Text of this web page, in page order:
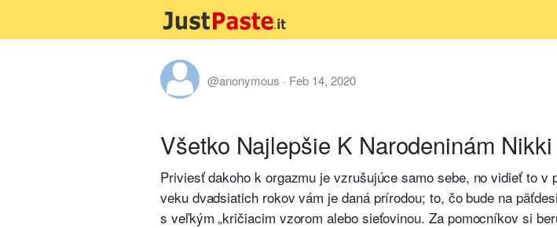
@anonymous · Feb 14, 2020
Všetko Najlepšie K Narodeninám Nikki
Priviesť dakoho k orgazmu je vzrušujúce samo sebe, no vidieť to
veku dvadsiatich rokov vám je daná prírodou; to, čo bude na
s veľkým „kričiacim vzorom alebo sieťovinou. Za pomocníkov si